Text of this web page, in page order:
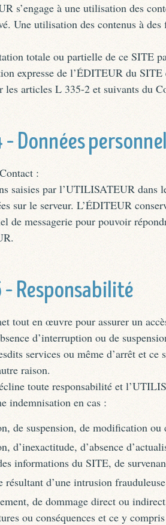
s’engage à une utilisation des
Une utilisation des contenus à
totale ou partielle de ce SITE
expresse de l’ÉDITEUR du
les articles L 335-2 et suivants du
Données
:
saisies par l’UTILISATEUR dans
sur le serveur. L’ÉDITEUR
de messagerie pour pouvoir
Responsabilité
tout en œuvre pour assurer un
d’interruption ou de
services ou même d’arrêt et ce
raison.
toute responsabilité et
indemnisation en cas :
de suspension, de modification ou
d’inexactitude, d’absence
informations du SITE, de
résultant d’une intrusion
de dommage direct ou
ou conséquences et ce y